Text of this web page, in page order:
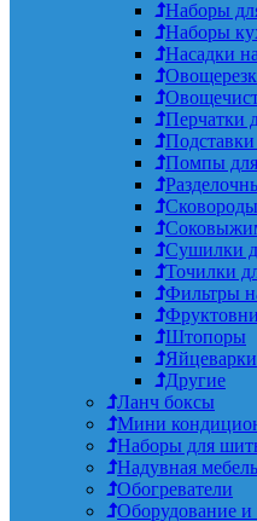
Наборы
Наборы
Насадки
Перчатки
Помпы
Сковороды
Сушилки
Точилки
Фильтры
Штопоры
Яйцеварки
Другие
Ланч боксы
Мини
Наборы для
Надувная мебель
Обогреватели
Оборудование